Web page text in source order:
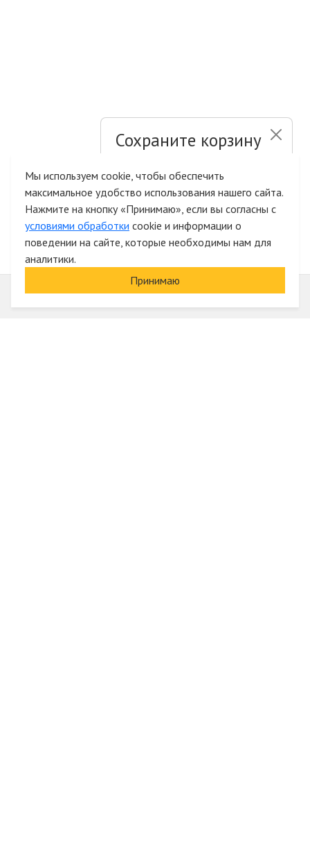
Сохраните корзину
Быстрая авторизация на сайте
Мы используем cookie, чтобы обеспечить
максимальное удобство использования нашего сайта.
Нажмите на кнопку «Принимаю», если вы согласны с
условиями обработки cookie и информации о
поведении на сайте, которые необходимы нам для
аналитики.
Принимаю